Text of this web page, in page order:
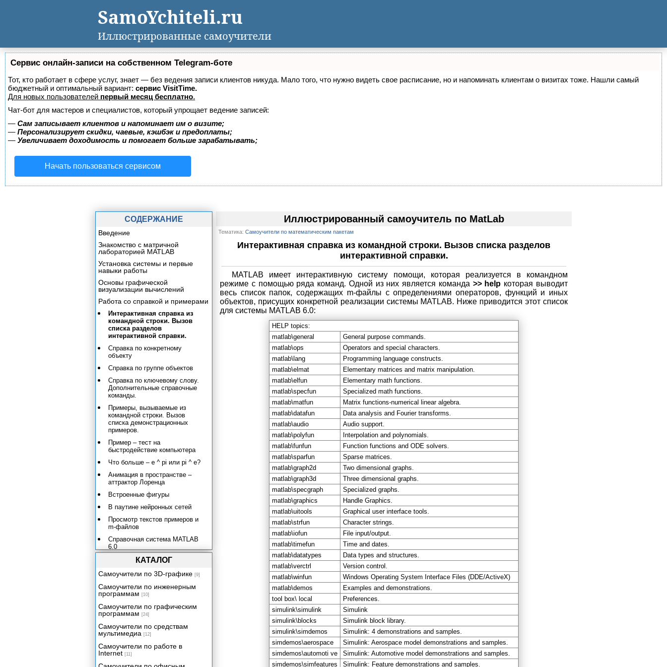
Сервис онлайн-записи на собственном Telegram-боте
Тот, кто работает в сфере услуг, знает — без ведения записи клиентов никуда. Мало того, что нужно видеть свое расписание, но и напоминать клиентам о визитах тоже. Нашли самый
бюджетный и оптимальный вариант: сервис VisitTime.
Для новых пользователей первый месяц бесплатно.
Чат-бот для мастеров и специалистов, который упрощает ведение записей:
— Сам записывает клиентов и напоминает им о визите;
— Персонализирует скидки, чаевые, кэшбэк и предоплаты;
— Увеличивает доходимость и помогает больше зарабатывать;
Начать пользоваться сервисом
Иллюстрированный самоучитель по MatLab
Тематика: Самоучители по математическим пакетам
Интерактивная справка из командной строки. Вызов списка разделов
интерактивной справки.
MATLAB имеет интерактивную систему помощи, которая реализуется в командном
режиме с помощью ряда команд. Одной из них является команда >> help которая выводит
весь список папок, содержащих m-файлы с определениями операторов, функций и иных
объектов, присущих конкретной реализации системы MATLAB. Ниже приводится этот список
для системы MATLAB 6.0:
HELP topics:
matlab\general
General purpose commands.
matlab\ops
Operators and special characters.
matlab\lang
Programming language constructs.
matlab\elmat
Elementary matrices and matrix manipulation.
matlab\elfun
Elementary math functions.
matlab\specfun
Specialized math functions.
matlab\matfun
Matrix functions-numerical linear algebra.
matlab\datafun
Data analysis and Fourier transforms.
matlab\audio
Audio support.
matlab\polyfun
Interpolation and polynomials.
matlab\funfun
Function functions and ODE solvers.
matlab\sparfun
Sparse matrices.
matlab\graph2d
Two dimensional graphs.
matlab\graph3d
Three dimensional graphs.
matlab\specgraph
Specialized graphs.
matlab\graphics
Handle Graphics.
matlab\uitools
Graphical user interface tools.
matlab\strfun
Character strings.
matlab\iofun
File input/output.
matlab\timefun
Time and dates.
matlab\datatypes
Data types and structures.
matlab\verctrl
Version control.
matlab\winfun
Windows Operating System Interface Files (DDE/ActiveX)
matlab\demos
Examples and demonstrations.
tool box\ local
Preferences.
simulink\simulink
Simulink
simulink\blocks
Simulink block library.
simulink\simdemos
Simulink: 4 demonstrations and samples.
simdemos\aerospace
Simulink: Aerospace model demonstrations and samples.
simdemos\automoti ve
Simulink: Automotive model demonstrations and samples.
simdemos\simfeatures
Simulink: Feature demonstrations and samples.
СОДЕРЖАНИЕ
Введение
Знакомство с матричной
лабораторией MATLAB
Установка системы и первые
навыки работы
Основы графической
визуализации вычислений
Работа со справкой и примерами
Интерактивная справка из
командной строки. Вызов
списка разделов
интерактивной справки.
Справка по конкретному
объекту
Справка по группе объектов
Справка по ключевому слову.
Дополнительные справочные
команды.
Примеры, вызываемые из
командной строки. Вызов
списка демонстрационных
примеров.
Пример – тест на
быстродействие компьютера
Что больше – e ^ pi или pi ^ e?
Анимация в пространстве –
аттрактор Лоренца
Встроенные фигуры
В паутине нейронных сетей
Просмотр текстов примеров и
m-файлов
Справочная система MATLAB
6.0
Просмотр документации в
Галерея примеров – MATLAB
Demos. Вызов галереи
демонстраций.
Демонстрационные примеры
Simulink
Копирование демонстрационных
примеров
Пользовательский интерфейс
MATLAB
КАТАЛОГ
Самоучители по 3D-графике [9]
Самоучители по инженерным
программам [10]
Самоучители по графическим
программам [24]
Самоучители по средствам
мультимедиа [12]
Самоучители по работе в
Internet [11]
SamoYchiteli.ru
Иллюстрированные самоучители